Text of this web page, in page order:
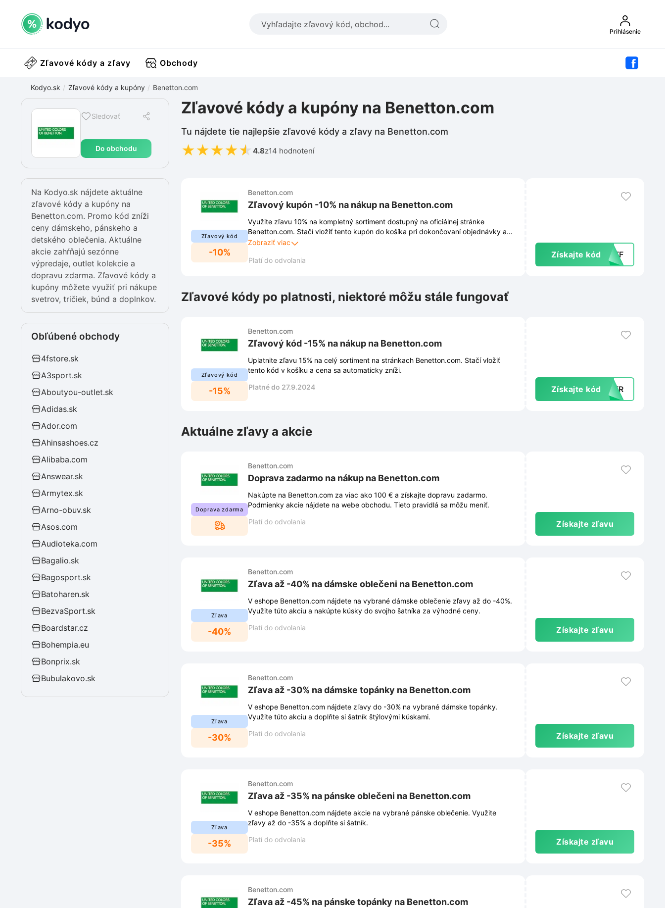
Prihlásenie
Zľavové kódy a zľavy Obchody
Kodyo.sk Zľavové kódy a kupóny Benetton.com
Sledovať
Do obchodu
Zľavové kódy a kupóny na Benetton.com
Tu nájdete tie najlepšie zľavové kódy a zľavy na Benetton.com
★★★★★ 4.8z14 hodnotení
Na Kodyo.sk nájdete aktuálne
zľavové kódy a kupóny na
Benetton.com. Promo kód zníži
ceny dámskeho, pánskeho a
detského oblečenia. Aktuálne
akcie zahŕňajú sezónne
výpredaje, outlet kolekcie a
dopravu zdarma. Zľavové kódy a
kupóny môžete využiť pri nákupe
svetrov, tričiek, búnd a doplnkov.
Obľúbené obchody
4fstore.sk
A3sport.sk
Aboutyou-outlet.sk
Adidas.sk
Ador.com
Ahinsashoes.cz
Alibaba.com
Answear.sk
Armytex.sk
Arno-obuv.sk
Asos.com
Audioteka.com
Bagalio.sk
Bagosport.sk
Batoharen.sk
BezvaSport.sk
Boardstar.cz
Bohempia.eu
Bonprix.sk
Bubulakovo.sk
Zľavový kód
-10%
Benetton.com
Zľavový kupón -10% na nákup na Benetton.com
Využite zľavu 10% na kompletný sortiment dostupný na oficiálnej stránke
Benetton.com. Stačí vložiť tento kupón do košíka pri dokončovaní objednávky a
znížiť cenu vybraného oblečenia.
Zobraziť viac
Platí do odvolania
Získajte kód 0AFF
Zľavové kódy po platnosti, niektoré môžu stále fungovať
Zľavový kód
-15%
Benetton.com
Zľavový kód -15% na nákup na Benetton.com
Uplatnite zľavu 15% na celý sortiment na stránkach Benetton.com. Stačí vložiť
tento kód v košíku a cena sa automaticky zníži.
Platné do 27.9.2024
Získajte kód V-FR
Aktuálne zľavy a akcie
Doprava zdarma
Benetton.com
Doprava zadarmo na nákup na Benetton.com
Nakúpte na Benetton.com za viac ako 100 € a získajte dopravu zadarmo.
Podmienky akcie nájdete na webe obchodu. Tieto pravidlá sa môžu meniť.
Platí do odvolania
Získajte zľavu
Zľava
-40%
Benetton.com
Zľava až -40% na dámske oblečeni na Benetton.com
V eshope Benetton.com nájdete na vybrané dámske oblečenie zľavy až do -40%.
Využite túto akciu a nakúpte kúsky do svojho šatníka za výhodné ceny.
Platí do odvolania
Získajte zľavu
Zľava
-30%
Benetton.com
Zľava až -30% na dámske topánky na Benetton.com
V eshope Benetton.com nájdete zľavy do -30% na vybrané dámske topánky.
Využite túto akciu a doplňte si šatník štýlovými kúskami.
Platí do odvolania
Získajte zľavu
Zľava
-35%
Benetton.com
Zľava až -35% na pánske oblečeni na Benetton.com
V eshope Benetton.com nájdete akcie na vybrané pánske oblečenie. Využite
zľavy až do -35% a doplňte si šatník.
Platí do odvolania
Získajte zľavu
Benetton.com
Zľava až -45% na pánske topánky na Benetton.com